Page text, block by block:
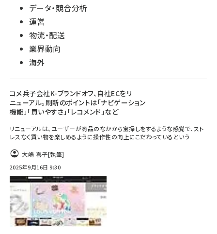
データ・競合分析
運営
物流・配送
業界動向
海外
コメ兵子会社K-ブランドオフ、自社ECをリ
ニューアル。刷新のポイントは「ナビゲーション
機能」「買いやすさ」「レコメンド」など
リニューアルは、ユーザーが商品のなかから宝探しをするような感覚で、スト
レスなく買い物を楽しめるように操作性の向上にこだわっているという
大嶋 喜子[執筆]
2025年9月16日 9:30